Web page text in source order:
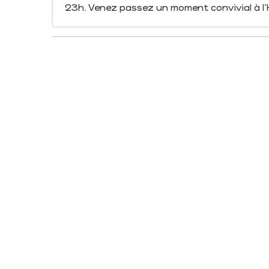
23h. Venez passez un moment convivial à